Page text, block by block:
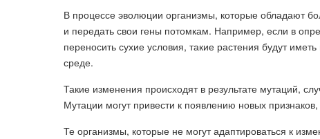
В процессе эволюции организмы, которые обладают
и передать свои гены потомкам. Например, если в
переносить сухие условия, такие растения будут
среде.
Такие изменения происходят в результате мутаций,
Мутации могут привести к появлению новых
Те организмы, которые не могут адаптироваться к